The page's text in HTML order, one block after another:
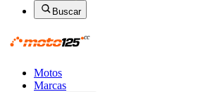
Buscar
Motos
Marcas